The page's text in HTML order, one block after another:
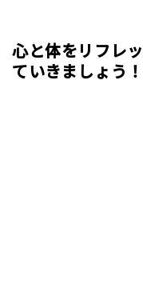
心と体をリフレ
ていきましょう！